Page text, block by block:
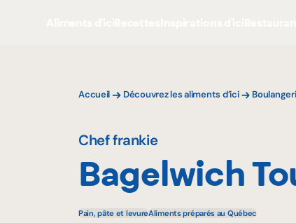
Accueil Découvrez les aliments d’ici
Chef frankie
Bagelwich
Pain, pâte et levureAliments préparés au Québec